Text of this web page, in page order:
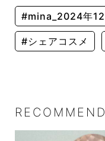
#mina_2024年12
#シェアコスメ